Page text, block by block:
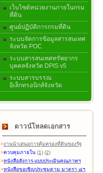
เว็บไซต์หน่วยงานภายในกรม
ที่ดิน
ศูนย์ปฏิบัติการกรมที่ดิน
ระบบจัดการข้อมูลสารสนเทศ
จังหวัด POC
ระบบสารสนเทศทรัพยากร
บุคคลจังหวัด DPIS v5
ระบบสารบรรณ
อิเล็กทรอนิกส์จังหวัด
ดาวน์โหลดเอกสาร
>งานนำเสนอการคุ้มครองที่ดินของรัฐ
>ควบคุมภายใน (1) (2)
>หนังสือสังการ-แบบประเมินคุณภาพฯ
>หนังสือขอเชิญประชุมตาม มาตรา ๘ฯ